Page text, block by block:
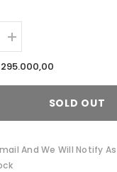
Increase
quantity
for
Cardinal
Kemeja
295.000,00
SOLD OUT
And We Will Notify